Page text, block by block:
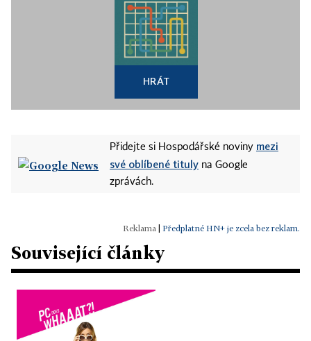
HRÁT
Přidejte si Hospodářské noviny mezi
své oblíbené tituly na Google
zprávách.
Předplatné HN+ je zcela bez reklam.
Související články